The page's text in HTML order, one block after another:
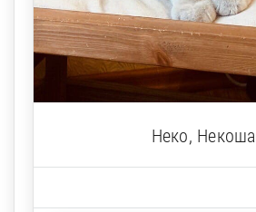
Неко, Некоша